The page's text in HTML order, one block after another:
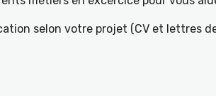
selon votre projet (CV et lettres